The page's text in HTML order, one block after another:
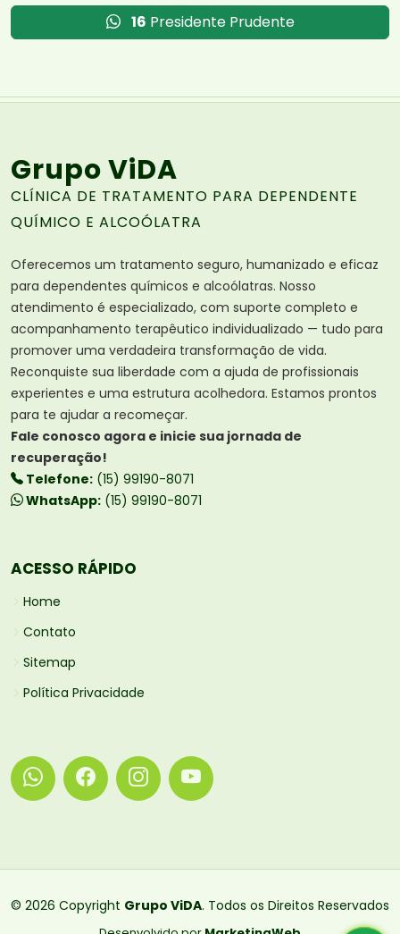
16 Presidente Prudente
Grupo ViDA
CLÍNICA DE TRATAMENTO PARA DEPENDENTE
QUÍMICO E ALCOÓLATRA
Oferecemos um tratamento seguro, humanizado e eficaz
para dependentes químicos e alcoólatras. Nosso
atendimento é especializado, com suporte completo e
acompanhamento terapêutico individualizado — tudo para
promover uma verdadeira transformação de vida.
Reconquiste sua liberdade com a ajuda de profissionais
experientes e uma estrutura acolhedora. Estamos prontos
para te ajudar a recomeçar.
Fale conosco agora e inicie sua jornada de
recuperação!
Telefone: (15) 99190-8071
WhatsApp: (15) 99190-8071
ACESSO RÁPIDO
Home
Contato
Sitemap
Política Privacidade
© 2026 Copyright Grupo ViDA. Todos os Direitos Reservados